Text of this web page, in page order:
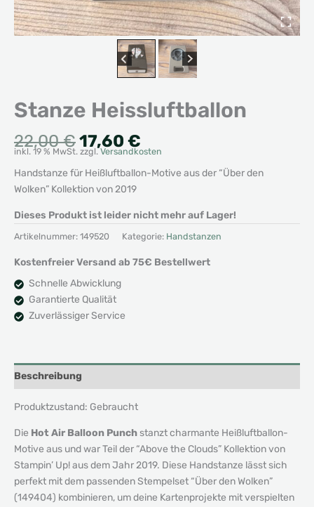
Stanze Heissluftballon
22,00€Ursprünglicher
Preis
war:
22,00 €
17,60 €
Preis
ist:
inkl. 19 % MwSt. zzgl.Versandkosten
Handstanze für Heißluftballon-Motive aus der “Über den
Wolken” Kollektion von 2019
Dieses Produkt ist leider nicht mehr auf Lager!
Artikelnummer: 149520 Kategorie: Handstanzen
Kostenfreier Versand ab 75€ Bestellwert
Schnelle Abwicklung
Garantierte Qualität
Zuverlässiger Service
Beschreibung
Produktzustand: Gebraucht
Die Hot Air Balloon Punchstanzt charmante Heißluftballon-
Motive aus und war Teil der “Above the Clouds” Kollektion von
Stampin’ Up! aus dem Jahr 2019. Diese Handstanze lässt sich
perfekt mit dem passenden Stempelset “Über den Wolken”
(149404) kombinieren, um deine Kartenprojekte mit verspielten